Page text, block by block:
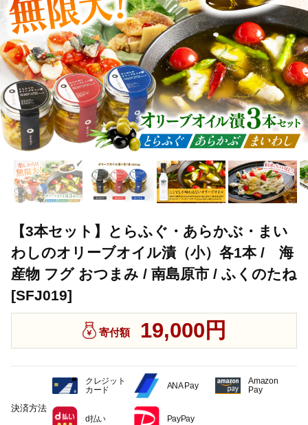
【3本セット】とらふぐ・あらかぶ・まい
わしのオリーブオイル漬（小）各1本 / 海
産物 フグ おつまみ / 南島原市 / ふくのたね
[SFJ019]
寄付額 19,000円
決済方法
クレジット
カード
ANA Pay
Amazon
Pay
d払い PayPay